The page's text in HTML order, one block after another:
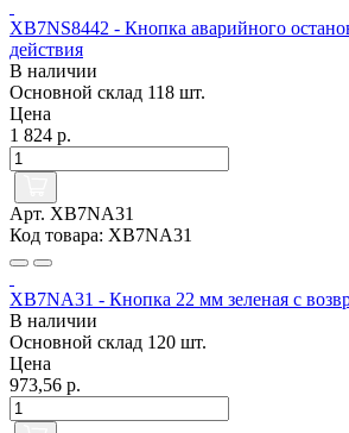
XB7NS8442 - Кнопка аварийного
действия
В наличии
Основной склад 118 шт.
Цена
1 824 р.
Арт. XB7NA31
Код товара: XB7NA31
XB7NA31 - Кнопка 22 мм зеленая с
В наличии
Основной склад 120 шт.
Цена
973,56 р.